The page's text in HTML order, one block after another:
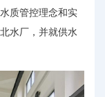
质管控理念和实
水厂，并就供水